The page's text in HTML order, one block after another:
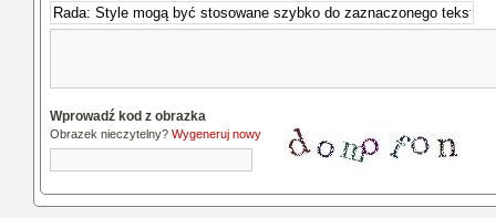
Wprowadź kod z obrazka
Obrazek nieczytelny? Wygeneruj nowy